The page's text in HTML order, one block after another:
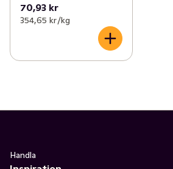
70,93 kr
354,65 kr /kg
Handla